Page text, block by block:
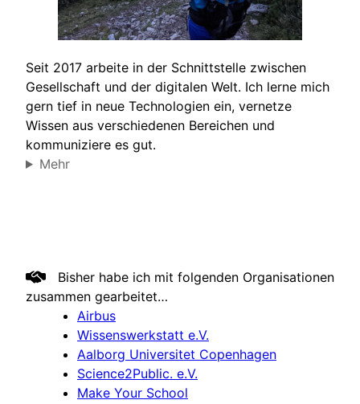
Seit 2017 arbeite in der Schnittstelle zwischen
Gesellschaft und der digitalen Welt. Ich lerne mich
gern tief in neue Technologien ein, vernetze
Wissen aus verschiedenen Bereichen und
kommuniziere es gut.
Mehr
Bisher habe ich mit folgenden Organisationen
zusammen gearbeitet…
Airbus
Wissenswerkstatt e.V.
Aalborg Universitet Copenhagen
Science2Public. e.V.
Make Your School